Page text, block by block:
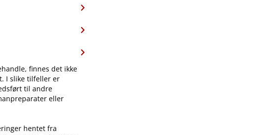
finnes det ikke
I slike tilfeller er
til andre
eller
hentet fra